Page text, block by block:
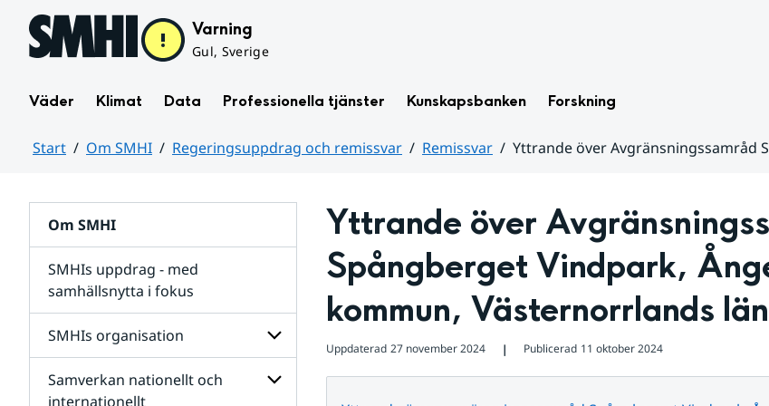
Hoppa till sidans innehåll Varning
Gul, Sverige
Väder Klimat Data Professionella tjänster Kunskapsbanken Forskning
Start Om SMHI Regeringsuppdrag och remissvar Remissvar
Yttrande över Avgränsningssamråd
Om SMHI
SMHIs uppdrag - med
samhällsnytta i fokus
SMHIs organisation
Undersidor
Samverkan nationellt och
internationellt
för
Regeringsuppdrag
remissvar
Yttrande över
Spångberget Vindpark,
kommun, Västernorrlands län
Uppdaterad 27 november 2024 ❘ Publicerad 11 oktober 2024